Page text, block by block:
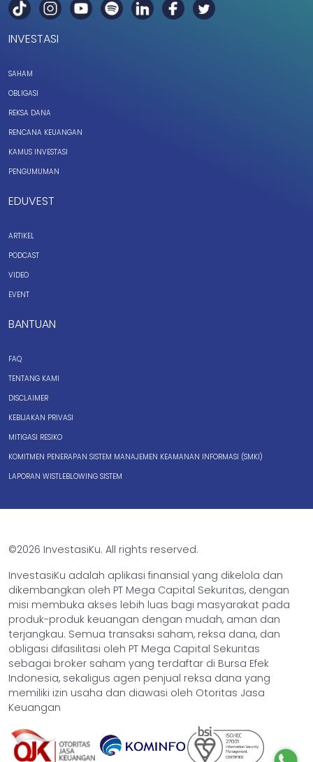
INVESTASI
SAHAM
OBLIGASI
REKSA DANA
RENCANA KEUANGAN
KAMUS INVESTASI
PENGUMUMAN
EDUVEST
ARTIKEL
PODCAST
VIDEO
EVENT
BANTUAN
FAQ
TENTANG KAMI
DISCLAIMER
KEBIJAKAN PRIVASI
MITIGASI RESIKO
KOMITMEN PENERAPAN SISTEM MANAJEMEN KEAMANAN INFORMASI (SMKI)
LAPORAN WISTLEBLOWING SISTEM
©2026 InvestasiKu. All rights reserved.
InvestasiKu adalah aplikasi finansial yang dikelola dan
dikembangkan oleh PT Mega Capital Sekuritas, dengan
misi membuka akses lebih luas bagi masyarakat pada
produk-produk keuangan dengan mudah, aman dan
terjangkau. Semua transaksi saham, reksa dana, dan
obligasi difasilitasi oleh PT Mega Capital Sekuritas
sebagai broker saham yang terdaftar di Bursa Efek
Indonesia, sekaligus agen penjual reksa dana yang
memiliki izin usaha dan diawasi oleh Otoritas Jasa
Keuangan